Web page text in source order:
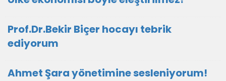
Prof.Dr.Bekir Biçer hocayı tebrik
ediyorum
Ahmet Şara yönetimine sesleniyorum!